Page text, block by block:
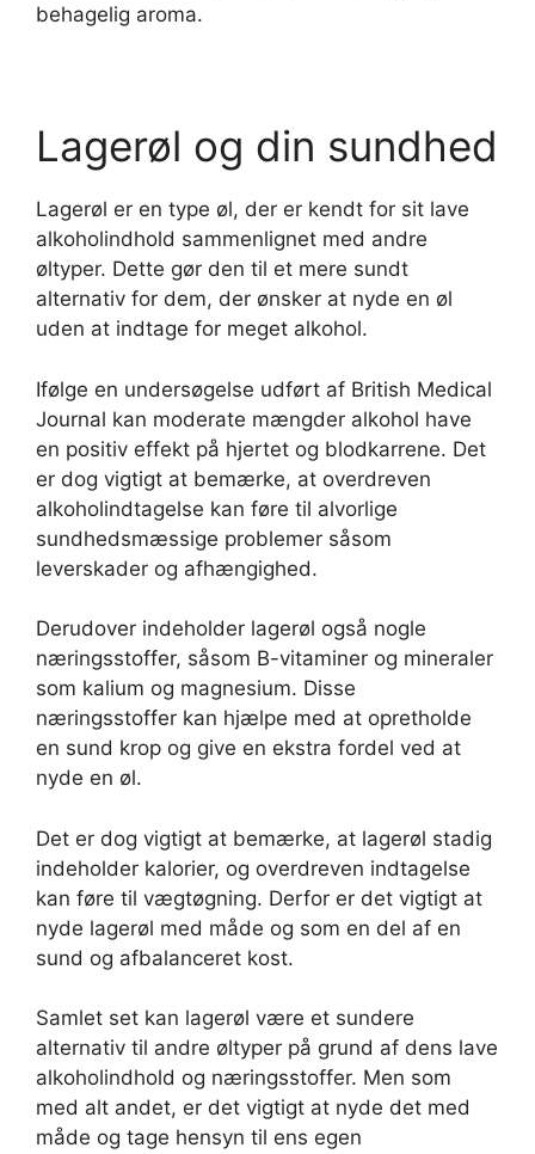
behagelig aroma.
Lagerøl og din sundhed
Lagerøl er en type øl, der er kendt for sit lave
alkoholindhold sammenlignet med andre
øltyper. Dette gør den til et mere sundt
alternativ for dem, der ønsker at nyde en øl
uden at indtage for meget alkohol.
Ifølge en undersøgelse udført af British Medical
Journal kan moderate mængder alkohol have
en positiv effekt på hjertet og blodkarrene. Det
er dog vigtigt at bemærke, at overdreven
alkoholindtagelse kan føre til alvorlige
sundhedsmæssige problemer såsom
leverskader og afhængighed.
Derudover indeholder lagerøl også nogle
næringsstoffer, såsom B-vitaminer og mineraler
som kalium og magnesium. Disse
næringsstoffer kan hjælpe med at opretholde
en sund krop og give en ekstra fordel ved at
nyde en øl.
Det er dog vigtigt at bemærke, at lagerøl stadig
indeholder kalorier, og overdreven indtagelse
kan føre til vægtøgning. Derfor er det vigtigt at
nyde lagerøl med måde og som en del af en
sund og afbalanceret kost.
Samlet set kan lagerøl være et sundere
alternativ til andre øltyper på grund af dens lave
alkoholindhold og næringsstoffer. Men som
med alt andet, er det vigtigt at nyde det med
måde og tage hensyn til ens egen